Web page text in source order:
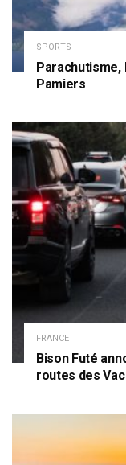
SPORTS
Parachutisme,
Pamiers
FRANCE
Bison Futé
routes des